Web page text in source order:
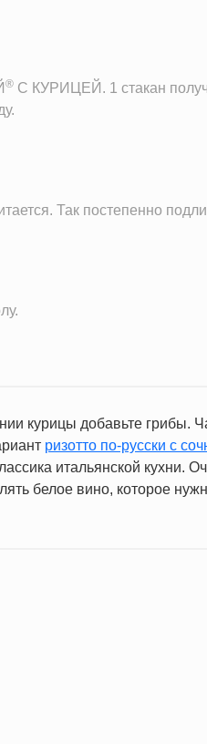
® C КУРИЦЕЙ. 1 стакан
Так постепенно
курицы добавьте грибы.
ризотто по-русски с
итальянской кухни.
белое вино, которое